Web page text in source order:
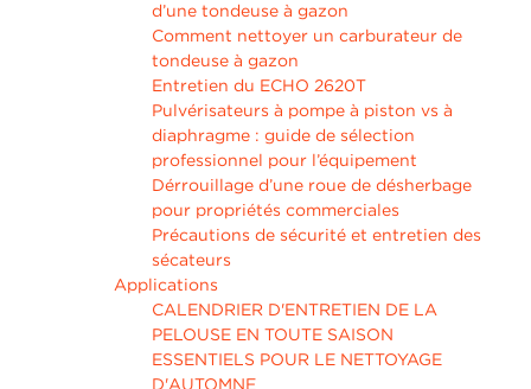
d’une tondeuse à gazon
Comment nettoyer un carburateur de
tondeuse à gazon
Entretien du ECHO 2620T
Pulvérisateurs à pompe à piston vs à
diaphragme : guide de sélection
professionnel pour l’équipement
Dérrouillage d’une roue de désherbage
pour propriétés commerciales
Précautions de sécurité et entretien des
sécateurs
Applications
CALENDRIER D'ENTRETIEN DE LA
PELOUSE EN TOUTE SAISON
ESSENTIELS POUR LE NETTOYAGE
D'AUTOMNE